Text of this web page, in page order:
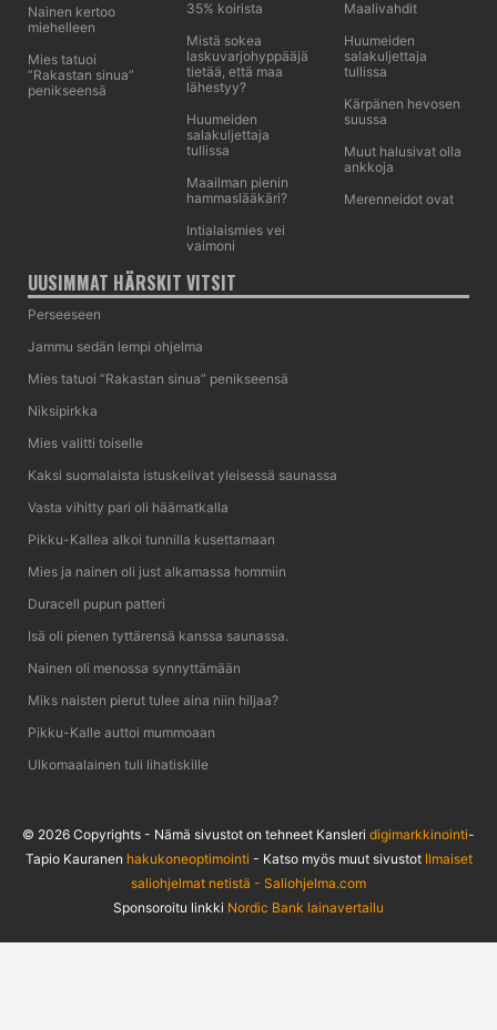
Nainen kertoo
miehelleen
Mies tatuoi
”Rakastan sinua”
penikseensä
35% koirista
Mistä sokea
laskuvarjohyppääjä
tietää, että maa
lähestyy?
Huumeiden
salakuljettaja
tullissa
Maailman pienin
hammaslääkäri?
Intialaismies vei
vaimoni
Maalivahdit
Huumeiden
salakuljettaja
tullissa
Kärpänen hevosen
suussa
Muut halusivat olla
ankkoja
Merenneidot ovat
UUSIMMAT HÄRSKIT VITSIT
Perseeseen
Jammu sedän lempi ohjelma
Mies tatuoi ”Rakastan sinua” penikseensä
Niksipirkka
Mies valitti toiselle
Kaksi suomalaista istuskelivat yleisessä saunassa
Vasta vihitty pari oli häämatkalla
Pikku-Kallea alkoi tunnilla kusettamaan
Mies ja nainen oli just alkamassa hommiin
Duracell pupun patteri
Isä oli pienen tyttärensä kanssa saunassa.
Nainen oli menossa synnyttämään
Miks naisten pierut tulee aina niin hiljaa?
Pikku-Kalle auttoi mummoaan
Ulkomaalainen tuli lihatiskille
© 2026 Copyrights - Nämä sivustot on tehneet Kansleri digimarkkinointi-
Tapio Kauranen hakukoneoptimointi - Katso myös muut sivustot Ilmaiset
saliohjelmat netistä - Saliohjelma.com
Sponsoroitu linkki Nordic Bank lainavertailu